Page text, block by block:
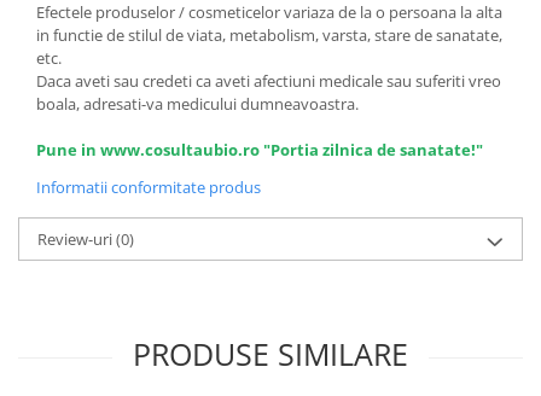
Efectele produselor / cosmeticelor variaza de la o persoana la alta
in functie de stilul de viata, metabolism, varsta, stare de sanatate,
etc.
Daca aveti sau credeti ca aveti afectiuni medicale sau suferiti vreo
boala, adresati-va medicului dumneavoastra.
Pune in www.cosultaubio.ro "Portia zilnica de sanatate!"
Informatii conformitate produs
Review-uri(0)
PRODUSE SIMILARE